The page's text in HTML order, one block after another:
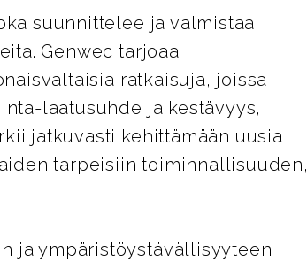
suunnittelee ja valmistaa
Genwec tarjoaa
ratkaisuja, joissa
laatusuhde ja kestävyys,
jatkuvasti kehittämään uusia
tarpeisiin toiminnallisuuden,
ja ympäristöystävällisyyteen